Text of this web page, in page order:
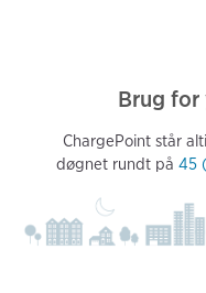
Brug
ChargePoint står
døgnet rundt på 45